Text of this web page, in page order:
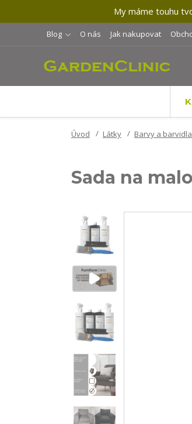
My máme touhu
Blog O nás Jak nakupovat
Úvod Látky Barvy a
Sada na